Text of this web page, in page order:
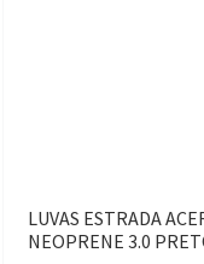
LUVAS ESTRADA
NEOPRENE 3.0